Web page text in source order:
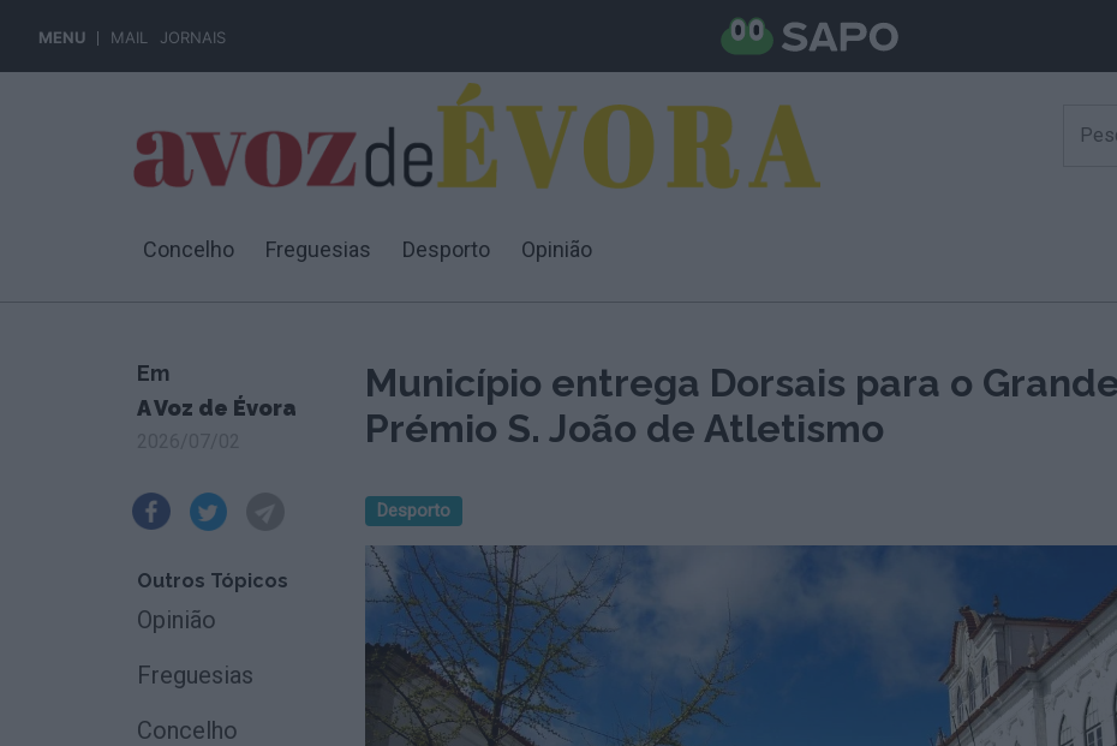
MENU MAIL JORNAIS
Concelho Freguesias Desporto Opinião
Em
A Voz de Évora
Outros Tópicos
Opinião
Freguesias
Concelho
Município entrega Dorsais para o
Prémio S. João de Atletismo
Desporto